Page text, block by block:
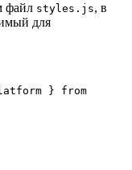
файл styles.js, в
для
} from